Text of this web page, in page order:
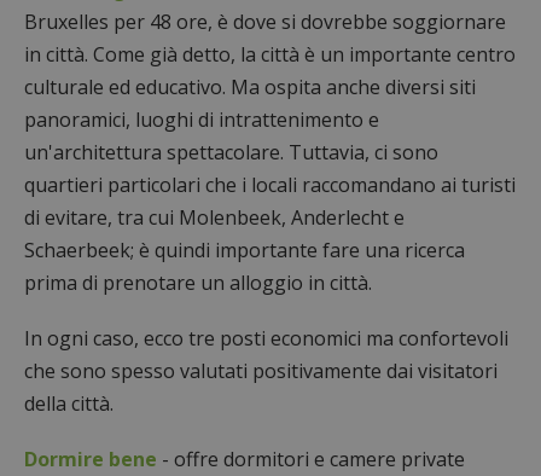
Bruxelles per 48 ore, è dove si dovrebbe soggiornare
in città. Come già detto, la città è un importante centro
culturale ed educativo. Ma ospita anche diversi siti
panoramici, luoghi di intrattenimento e
un'architettura spettacolare. Tuttavia, ci sono
quartieri particolari che i locali raccomandano ai turisti
di evitare, tra cui Molenbeek, Anderlecht e
Schaerbeek; è quindi importante fare una ricerca
prima di prenotare un alloggio in città.
In ogni caso, ecco tre posti economici ma confortevoli
che sono spesso valutati positivamente dai visitatori
della città.
Dormire bene - offre dormitori e camere private